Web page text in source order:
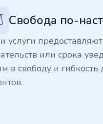
Свобода по-
услуги
или срока
в свободу и